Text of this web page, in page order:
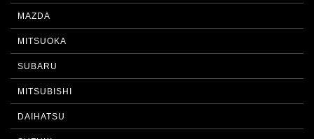
MAZDA
MITSUOKA
SUBARU
MITSUBISHI
DAIHATSU